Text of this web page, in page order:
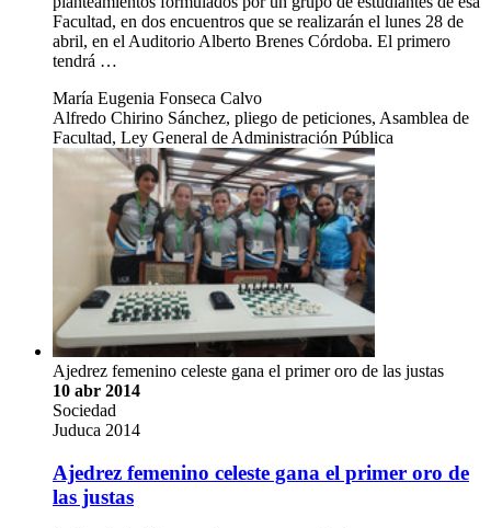
Facultad, en dos encuentros que se realizarán el lunes 28 de
abril, en el Auditorio Alberto Brenes Córdoba. El primero
tendrá …
María Eugenia Fonseca Calvo
Alfredo Chirino Sánchez, pliego de peticiones, Asamblea de
Facultad, Ley General de Administración Pública
Ajedrez femenino celeste gana el primer oro de las justas
10 abr 2014
Sociedad
Juduca 2014
Ajedrez femenino celeste gana el primer oro de
las justas